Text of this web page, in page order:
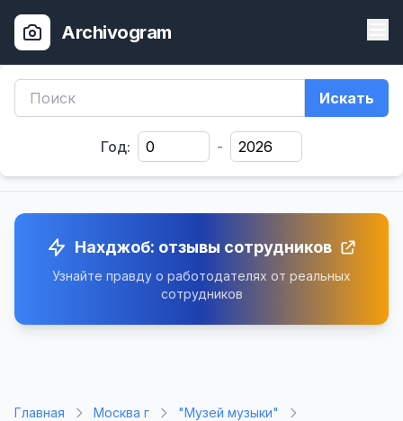
Archivogram
Искать
Год: -
Нахджоб: отзывы сотрудников
Узнайте правду о работодателях от реальных
сотрудников
Главная Москва г "Музей музыки"